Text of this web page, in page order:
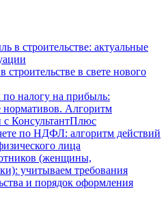
в строительстве: актуальные
в свете нового
налогу на прибыль:
нормативов. Алгоритм
КонсультантПлюс
по НДФЛ: алгоритм действий
лица
(женщины,
учитываем требования
и порядок оформления